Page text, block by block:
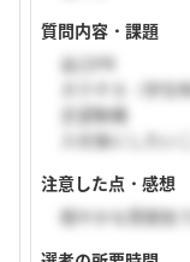
質問内容・課題
自己PR
ガクチカ（学生
志望動機
入社後にしたい
注意した点・感想
穏やかな雰囲気